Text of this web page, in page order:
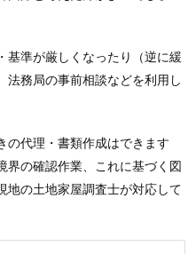
基準が厳しくなったり（逆に緩
法務局の事前相談などを利用し
の代理・書類作成はできます
界の確認作業、これに基づく図
地の土地家屋調査士が対応して